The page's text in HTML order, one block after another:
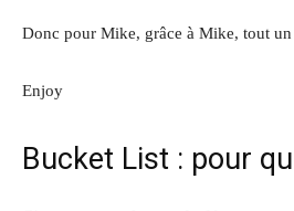
Donc pour Mike, grâce à Mike, tout
Enjoy
Bucket List : pour